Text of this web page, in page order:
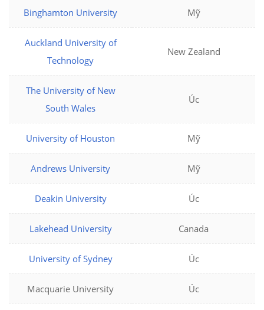
Binghamton University Mỹ
Auckland University of
Technology
New Zealand
The University of New
South Wales
Úc
University of Houston Mỹ
Andrews University Mỹ
Deakin University Úc
Lakehead University Canada
University of Sydney Úc
Macquarie University Úc